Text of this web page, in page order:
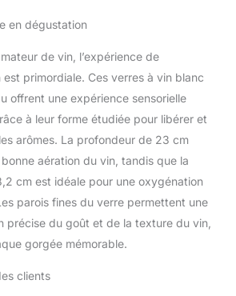
en dégustation
de vin, l’expérience de
primordiale. Ces verres à vin blanc
offrent une expérience sensorielle
à leur forme étudiée pour libérer et
arômes. La profondeur de 23 cm
aération du vin, tandis que la
cm est idéale pour une oxygénation
parois fines du verre permettent une
précise du goût et de la texture du vin,
gorgée mémorable.
clients